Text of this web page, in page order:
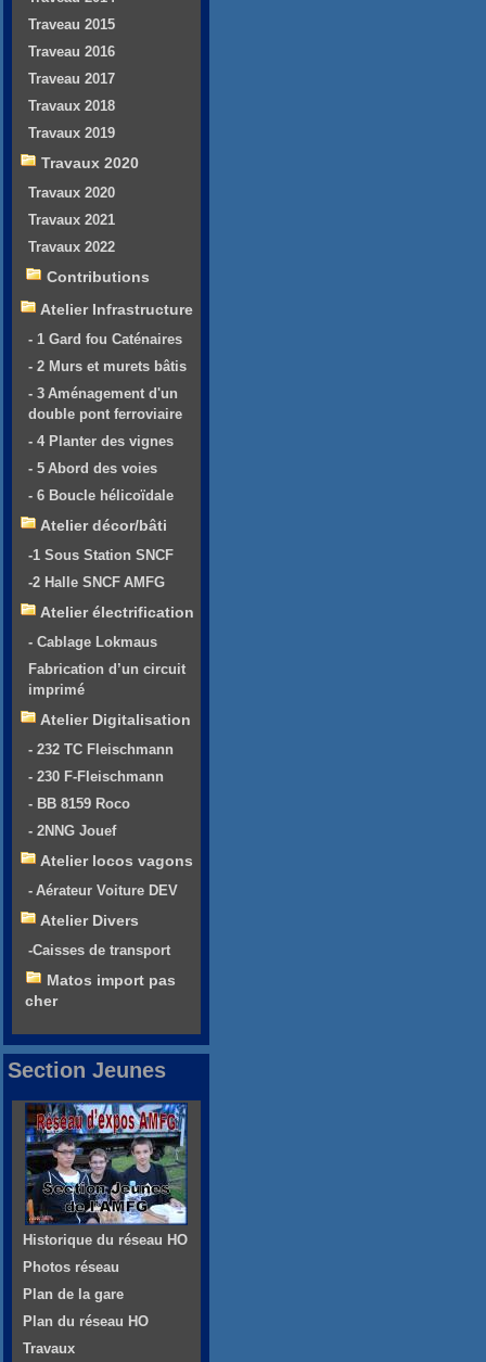
Traveau 2015
Traveau 2016
Traveau 2017
Travaux 2018
Travaux 2019
Travaux 2020
Travaux 2020
Travaux 2021
Travaux 2022
Contributions
Atelier Infrastructure
- 1 Gard fou Caténaires
- 2 Murs et murets bâtis
- 3 Aménagement d'un
double pont ferroviaire
- 4 Planter des vignes
- 5 Abord des voies
- 6 Boucle hélicoïdale
Atelier décor/bâti
-1 Sous Station SNCF
-2 Halle SNCF AMFG
Atelier électrification
- Cablage Lokmaus
Fabrication d’un circuit
imprimé
Atelier Digitalisation
- 232 TC Fleischmann
- 230 F-Fleischmann
- BB 8159 Roco
- 2NNG Jouef
Atelier locos vagons
- Aérateur Voiture DEV
Atelier Divers
-Caisses de transport
Matos import pas
cher
Section Jeunes
Historique du réseau HO
Photos réseau
Plan de la gare
Plan du réseau HO
Travaux